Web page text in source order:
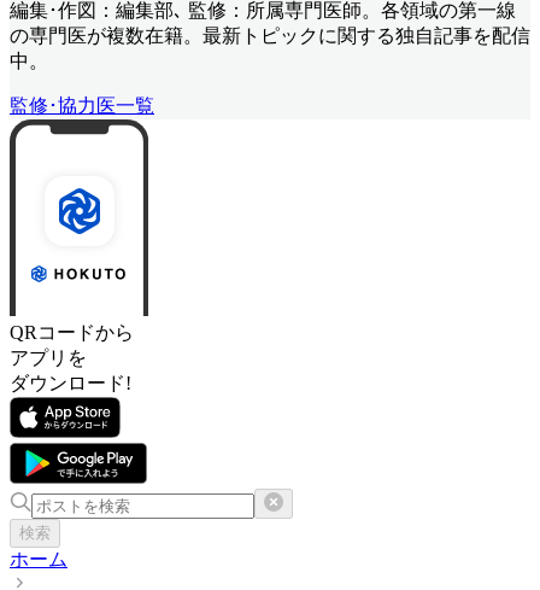
編集･作図：編集部､ 監修：所属専門医師。各領域の第一線
の専門医が複数在籍。最新トピックに関する独自記事を配信
中。
監修･協力医一覧
QRコードから
アプリを
ダウンロード!
検索
ホーム